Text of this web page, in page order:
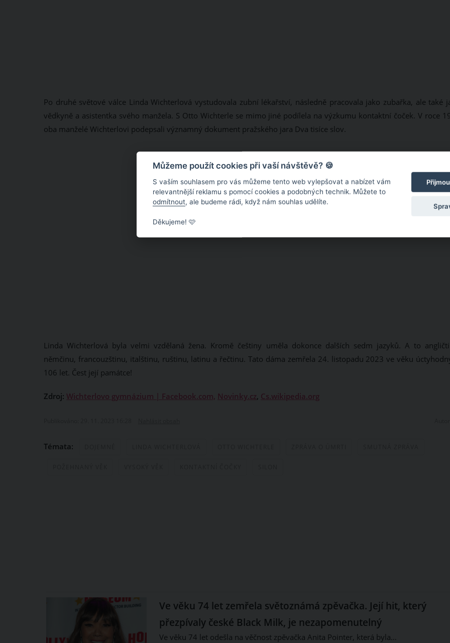
Po druhé světové válce Linda Wichterlová vystudovala zubní lékařství, následně pracovala jako zubařka, ale také
vědkyně a asistentka svého manžela. S Otto Wichterle se mimo jiné podílela na výzkumu kontaktní čoček. V roce
oba manželé Wichterlovi podepsali významný dokument pražského jara Dva tisíce slov.
Linda Wichterlová byla velmi vzdělaná žena. Kromě češtiny uměla dokonce dalších sedm jazyků. A to
němčinu, francouzštinu, italštinu, ruštinu, latinu a řečtinu. Tato dáma zemřela 24. listopadu 2023 ve věku
106 let. Čest její památce!
Zdroj: Wichterlovo gymnázium | Facebook.com, Novinky.cz, Cs.wikipedia.org
Témata:
Ve věku 74 let zemřela světoznámá zpěvačka. Její hit, který
přezpívaly české Black Milk, je nezapomenutelný
Ve věku 74 let odešla na věčnost zpěvačka Anita Pointer, která byla…
Můžeme použít cookies při vaší návštěvě? 🍪
S vaším souhlasem pro vás můžeme tento web vylepšovat a nabízet vám
relevantnější reklamu s pomocí cookies a podobných technik. Můžete to
odmítnout, ale budeme rádi, když nám souhlas udělíte.
Děkujeme! 🩷